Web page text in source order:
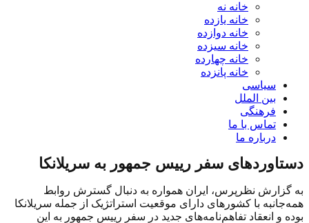
خانه نه
خانه یازده
خانه دوازده
خانه سیزده
خانه چهارده
خانه پانزده
سیاسی
بین الملل
فرهنگی
تماس با ما
درباره ما
دستاوردهای سفر رییس جمهور به سریلانکا
به گزارش نظرپرس، ایران همواره به دنبال گسترش روابط
همه‌جانبه با کشورهای دارای موقعیت استراتژیک از جمله سریلانکا
بوده و انعقاد تفاهم‌نامه‌های جدید در سفر رییس جمهور به این